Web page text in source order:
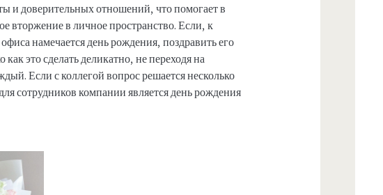
и доверительных отношений, что помогает в
вторжение в личное пространство. Если, к
намечается день рождения, поздравить его
это сделать деликатно, не переходя на
Если с коллегой вопрос решается несколько
сотрудников компании является день рождения